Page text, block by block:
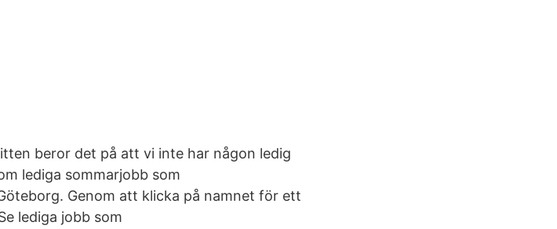
beror det på att vi inte har någon ledig
lediga sommarjobb som
Genom att klicka på namnet för ett
lediga jobb som